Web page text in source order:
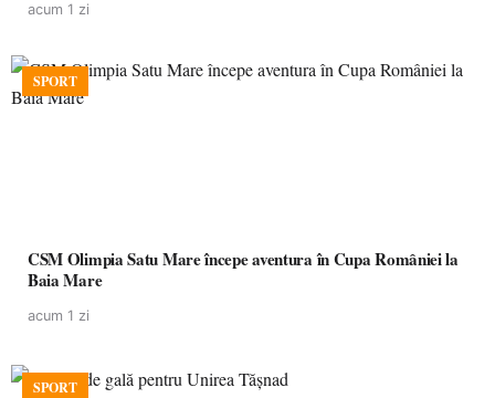
acum 1 zi
SPORT
CSM Olimpia Satu Mare începe aventura în Cupa României la
Baia Mare
acum 1 zi
SPORT